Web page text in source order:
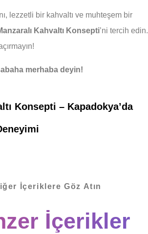
lezzetli bir kahvaltı ve muhteşem bir
Kahvaltı Konsepti’ni tercih edin.
merhaba deyin!
Konsepti – Kapadokya’da
İçeriklere Göz Atın
İçerikler